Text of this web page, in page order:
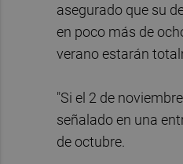
asegurado que su
en poco más de
verano estarán
"Si el 2 de
señalado en una
de octubre.